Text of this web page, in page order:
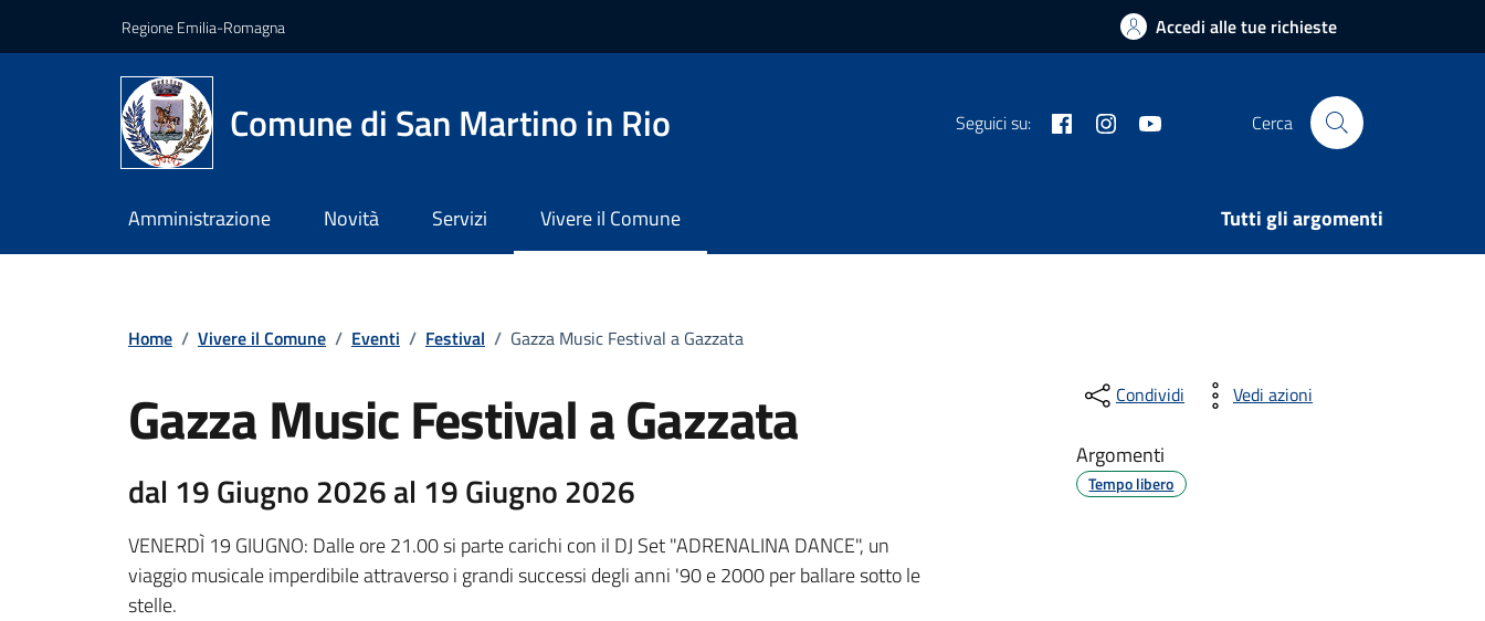
Regione Emilia-Romagna Accedi alle tue richieste
Comune di San Martino in Rio Seguici su: FacebookInstagram Cerca
Amministrazione Novità Servizi Vivere il Comune Tutti gli argomenti
Home / Vivere il Comune / Eventi / Festival / Gazza Music Festival a Gazzata
Gazza Music Festival a Gazzata
dal 19 Giugno 2026 al 19 Giugno 2026
VENERDÌ 19 GIUGNO: Dalle ore 21.00 si parte carichi con il DJ Set "ADRENALINA DANCE", un
viaggio musicale imperdibile attraverso i grandi successi degli anni '90 e 2000 per ballare sotto le
stelle.
Condividi Vedi azioni
Argomenti
Tempo libero